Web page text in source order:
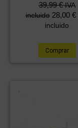
39,99€ IVA
incluido 28,00 €
incluido
Comprar